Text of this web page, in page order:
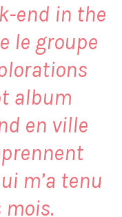
end in the
le groupe
album
en ville
m’a tenu
mois.